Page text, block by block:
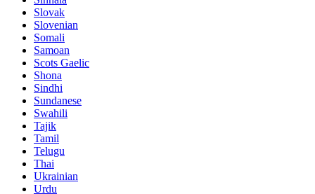
Slovak
Slovenian
Somali
Samoan
Scots Gaelic
Shona
Sindhi
Sundanese
Swahili
Tajik
Tamil
Telugu
Thai
Ukrainian
Urdu